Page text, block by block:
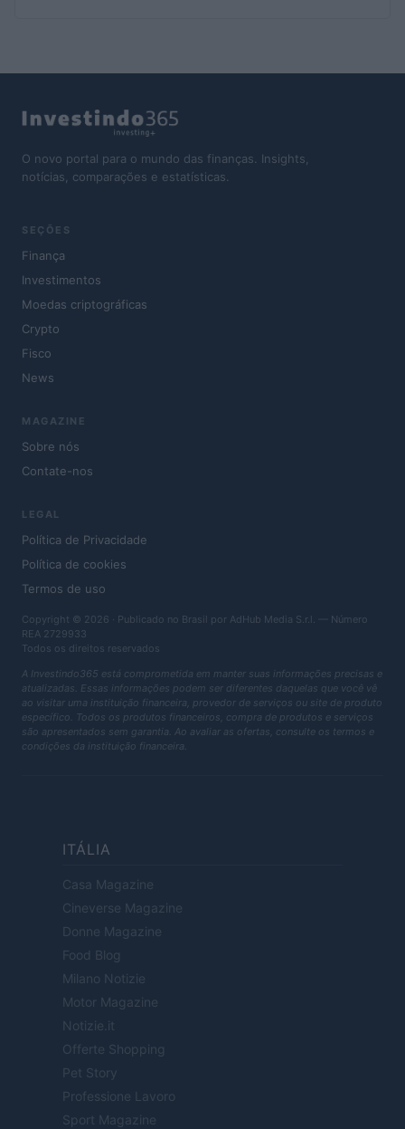
O novo portal para o mundo das finanças. Insights,
notícias, comparações e estatísticas.
SEÇÕES
Finança
Investimentos
Moedas criptográficas
Crypto
Fisco
News
MAGAZINE
Sobre nós
Contate-nos
LEGAL
Política de Privacidade
Política de cookies
Termos de uso
Copyright © 2026 · Publicado no Brasil por AdHub Media S.r.l. — Número
REA 2729933
Todos os direitos reservados
A Investindo365 está comprometida em manter suas informações precisas e
atualizadas. Essas informações podem ser diferentes daquelas que você vê
ao visitar uma instituição financeira, provedor de serviços ou site de produto
específico. Todos os produtos financeiros, compra de produtos e serviços
são apresentados sem garantia. Ao avaliar as ofertas, consulte os termos e
condições da instituição financeira.
ITÁLIA
Casa Magazine
Cineverse Magazine
Donne Magazine
Food Blog
Milano Notizie
Motor Magazine
Notizie.it
Offerte Shopping
Pet Story
Professione Lavoro
Sport Magazine